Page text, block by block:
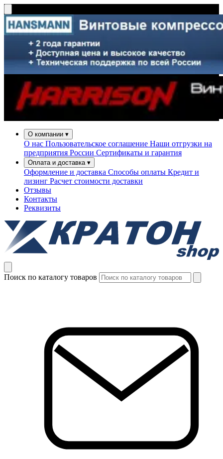
О компании ▾
О нас Пользовательское соглашение Наши отгрузки на
предприятия России Сертификаты и гарантия
Оплата и доставка ▾
Оформление и доставка Способы оплаты Кредит и
лизинг Расчет стоимости доставки
Отзывы
Контакты
Реквизиты
Поиск по каталогу товаров